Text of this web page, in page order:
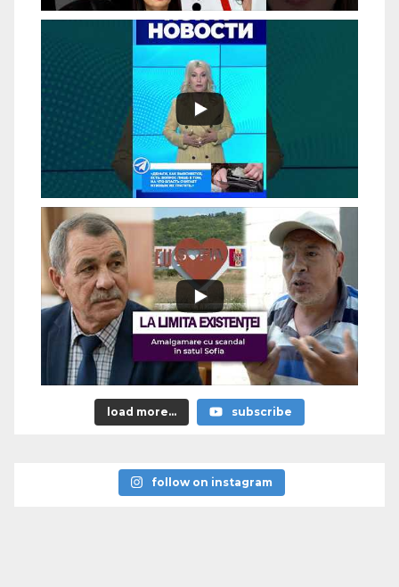
load more... subscribe
follow on instagram